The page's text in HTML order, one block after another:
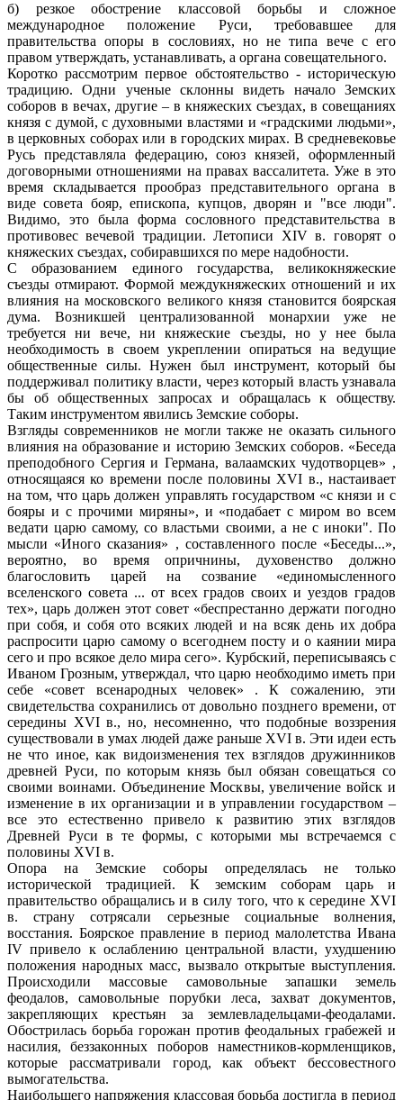
б) резкое обострение классовой борьбы и сложное
международное положение Руси, требовавшее для
правительства опоры в сословиях, но не типа вече с его
правом утверждать, устанавливать, а органа совещательного.
Коротко рассмотрим первое обстоятельство - историческую
традицию. Одни ученые склонны видеть начало Земских
соборов в вечах, другие – в княжеских съездах, в совещаниях
князя с думой, с духовными властями и «градскими людьми»,
в церковных соборах или в городских мирах. В средневековье
Русь представляла федерацию, союз князей, оформленный
договорными отношениями на правах вассалитета. Уже в это
время складывается прообраз представительного органа в
виде совета бояр, епископа, купцов, дворян и "все люди".
Видимо, это была форма сословного представительства в
противовес вечевой традиции. Летописи XIV в. говорят о
княжеских съездах, собиравшихся по мере надобности.
С образованием единого государства, великокняжеские
съезды отмирают. Формой междукняжеских отношений и их
влияния на московского великого князя становится боярская
дума. Возникшей централизованной монархии уже не
требуется ни вече, ни княжеские съезды, но у нее была
необходимость в своем укреплении опираться на ведущие
общественные силы. Нужен был инструмент, который бы
поддерживал политику власти, через который власть узнавала
бы об общественных запросах и обращалась к обществу.
Таким инструментом явились Земские соборы.
Взгляды современников не могли также не оказать сильного
влияния на образование и историю Земских соборов. «Беседа
преподобного Сергия и Германа, валаамских чудотворцев» ,
относящаяся ко времени после половины XVI в., настаивает
на том, что царь должен управлять государством «с князи и с
бояры и с прочими миряны», и «подабает с миром во всем
ведати царю самому, со властьми своими, а не с иноки". По
мысли «Иного сказания» , составленного после «Беседы...»,
вероятно, во время опричнины, духовенство должно
благословить царей на созвание «единомысленного
вселенского совета ... от всех градов своих и уездов градов
тех», царь должен этот совет «беспрестанно держати погодно
при cобя, и собя ото всяких людей и на всяк день их добра
распросити царю самому о всегоднем посту и о каянии миpa
сего и про всякое дело мира сего». Курбский, переписываясь с
Иваном Грозным, утверждал, что царю необходимо иметь при
себе «совет всенародных человек» . К сожалению, эти
свидетельства сохранились от довольно позднего времени, от
середины XVI в., но, несомненно, что подобные воззрения
существовали в умах людей даже раньше XVI в. Эти идеи есть
не что иное, как видоизменения тех взглядов дружинников
древней Руси, по которым князь был обязан совещаться со
своими воинами. Объединение Москвы, увеличение войск и
изменение в их организации и в управлении государством –
все это естественно привело к развитию этих взглядов
Древней Руси в те формы, с которыми мы встречаемся с
половины XVI в.
Опора на Земские соборы определялась не только
исторической традицией. К земским соборам царь и
правительство обращались и в силу того, что к середине XVI
в. страну сотрясали серьезные социальные волнения,
восстания. Боярское правление в период малолетства Ивана
IV привело к ослаблению центральной власти, ухудшению
положения народных масс, вызвало открытые выступления.
Происходили массовые самовольные запашки земель
феодалов, самовольные порубки леса, захват документов,
закрепляющих крестьян за землевладельцами-феодалами.
Обострилась борьба горожан против феодальных грабежей и
насилия, беззаконных поборов наместников-кормленщиков,
которые рассматривали город, как объект бессовестного
вымогательства.
Наибольшего напряжения классовая борьба достигла в период